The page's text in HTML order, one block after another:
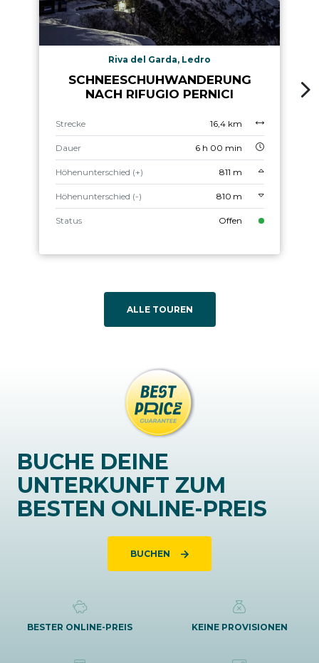
Riva del Garda, Ledro
SCHNEESCHUHWANDERUNG
NACH RIFUGIO PERNICI
Strecke 16,4 km
Dauer 6 h 00 min
Höhenunterschied (+) 811 m
Höhenunterschied (-) 810 m
Status Offen
ALLE TOUREN
BUCHE DEINE
UNTERKUNFT ZUM
BESTEN ONLINE-PREIS
BUCHEN
BESTER ONLINE-PREIS KEINE PROVISIONEN